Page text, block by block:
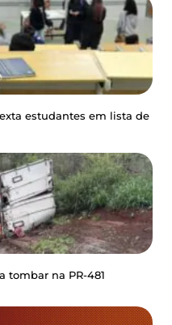
estudantes em lista de
tombar na PR-481